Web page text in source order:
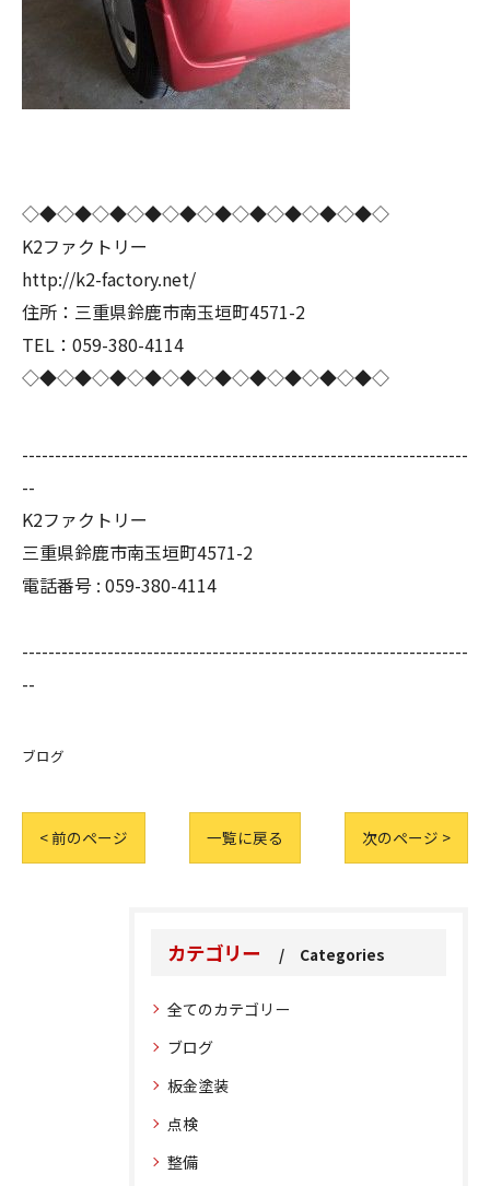
◇◆◇◆◇◆◇◆◇◆◇◆◇◆◇◆◇◆◇◆◇
K2ファクトリー
http://k2-factory.net/
住所：三重県鈴鹿市南玉垣町4571-2
TEL：059-380-4114
◇◆◇◆◇◆◇◆◇◆◇◆◇◆◇◆◇◆◇◆◇
--------------------------------------------------------------------
--
K2ファクトリー
三重県鈴鹿市南玉垣町4571-2
電話番号 : 059-380-4114
--------------------------------------------------------------------
--
ブログ
< 前のページ 一覧に戻る 次のページ >
カテゴリー Categories
全てのカテゴリー
ブログ
板金塗装
点検
整備